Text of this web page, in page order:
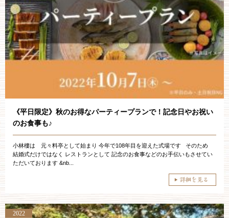
《平日限定》秋のお得なパーティープランで！記念日やお祝い
のお食事も♪
小林樓は 元々料亭として始まり 今年で108年目を迎えた式場です そのため
結婚式だけではなく レストランとして 記念のお食事などのお手伝いもさせてい
ただいております &nb...
2022